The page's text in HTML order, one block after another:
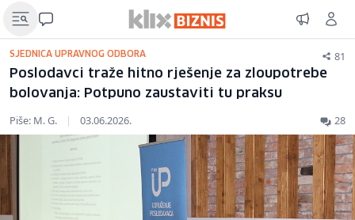
SJEDNICA UPRAVNOG ODBORA 81
Poslodavci traže hitno rješenje za zloupotrebe
bolovanja: Potpuno zaustaviti tu praksu
Piše: M. G. | 03.06.2026. 28